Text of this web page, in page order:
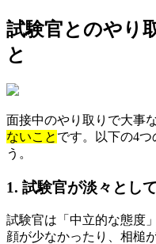
試験官とのやり
と
面接中のやり取りで大事な
ないこと です。以下の4
う。
1. 試験官が淡々とし
試験官は「中立的な態度
顔が少なかったり、相槌